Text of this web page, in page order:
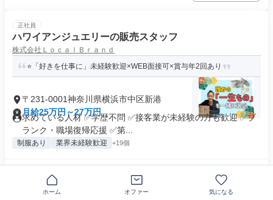
正社員
ハワイアンジュエリーの販売スタッフ
株式会社ＬｏｃａｌＢｒａｎｄ
⭐「好きを仕事に」未経験歓迎×WEB面接可×賞与年2回あり
〒231-0001神奈川県横浜市中区新港
月給25万円～27万円
求めている人材 ✅学歴不問 ✅接客業が未経験の方も歓迎 ✅ブ
ランク・職場復帰応援 ✅第...
制服あり 業界未経験歓迎 +19個
気になる
ホーム オファー 気になる